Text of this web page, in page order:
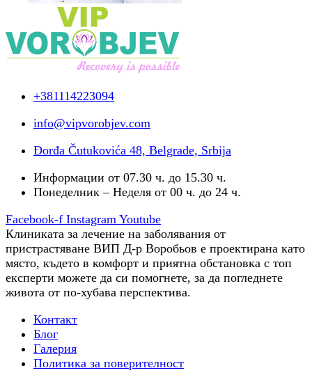
+381114223094
info@vipvorobjev.com
Đorđa Čutukovića 48, Belgrade, Srbija
Информации от 07.30 ч. до 15.30 ч.
Понеделник – Неделя от 00 ч. до 24 ч.
Facebook-f Instagram Youtube
Клиниката за лечение на заболявания от
пристрастяване ВИП Д-р Воробьов е проектирана като
място, където в комфорт и приятна обстановка с топ
експерти можете да си помогнете, за да погледнете
живота от по-хубава перспектива.
Контакт
Блог
Галерия
Политика за поверителност